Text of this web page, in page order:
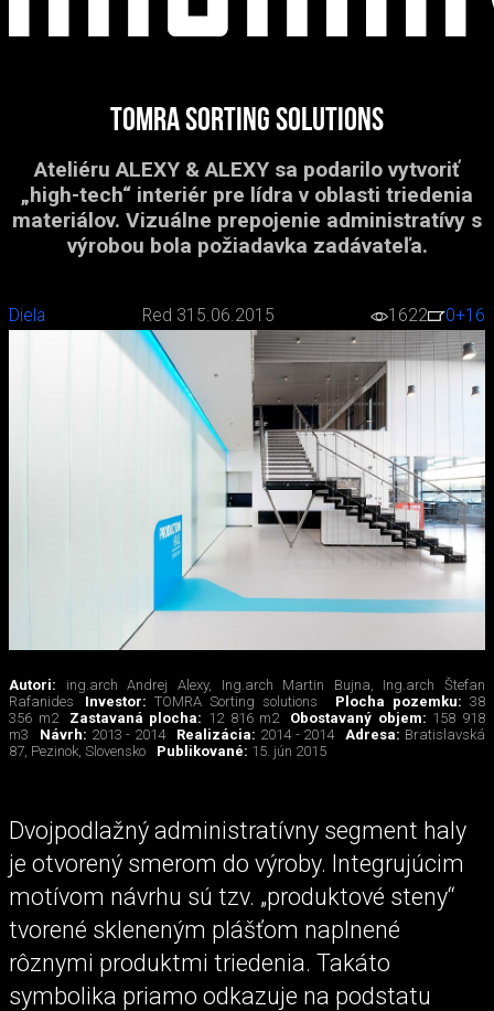
Tomra Sorting solutions
Ateliéru ALEXY & ALEXY sa podarilo vytvoriť
„high-tech“ interiér pre lídra v oblasti triedenia
materiálov. Vizuálne prepojenie administratívy s
výrobou bola požiadavka zadávateľa.
Diela Red 315.06.2015 1622 0+16
Autori: ing.arch Andrej Alexy, Ing.arch Martin Bujna, Ing.arch Štefan
Rafanides
Investor: TOMRA Sorting solutions Plocha pozemku:38
356 m2
Zastavaná plocha: 12 816 m2 Obostavaný objem: 158 918
m3
Návrh: 2013 - 2014 Realizácia: 2014 - 2014 Adresa: Bratislavská
87, Pezinok, Slovensko
Publikované: 15. jún 2015
Dvojpodlažný administratívny segment haly
je otvorený smerom do výroby. Integrujúcim
motívom návrhu sú tzv. „produktové steny“
tvorené skleneným plášťom naplnené
rôznymi produktmi triedenia. Takáto
symbolika priamo odkazuje na podstatu